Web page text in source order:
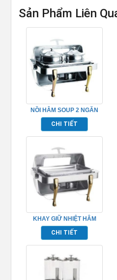
Sản Phẩm Liên
NỒI HÂM SOUP 2 NGĂN
HÌNH CHỮ NHẬT –
TP697032
CHI TIẾT
KHAY GIỮ NHIỆT HÂM
NÓNG THỨC ĂN BUFFET –
TP697031
CHI TIẾT